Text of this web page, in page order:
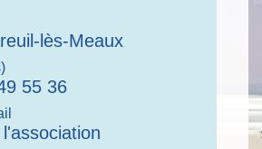
lès-Meaux
55 36